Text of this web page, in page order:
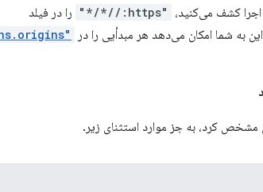
کشف می‌کنید، "https://*/*" را در فیلد
به شما امکان می‌دهد هر مبدأیی را در "Permissions.origins"
کرد، به جز موارد استثنای زیر.